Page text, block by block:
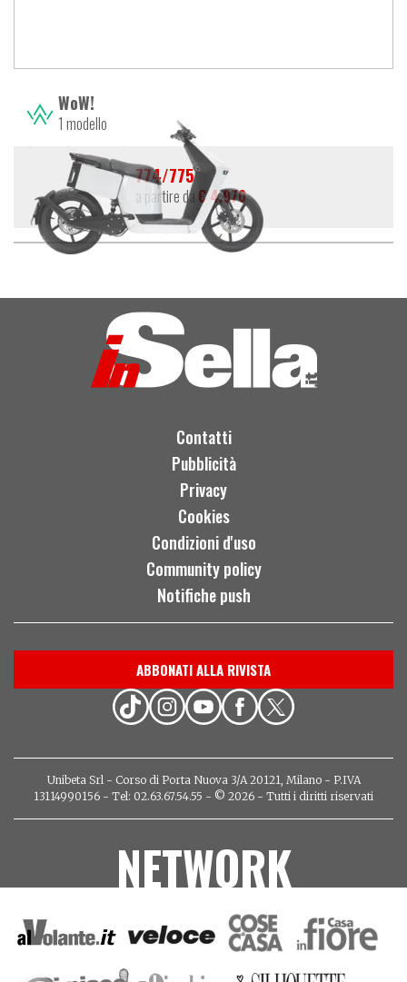
WoW!
1 modello
774/775
a partire da€ 4.970
Contatti
Pubblicità
Privacy
Cookies
Condizioni d'uso
Community policy
Notifiche push
ABBONATI ALLA RIVISTA
Unibeta Srl - Corso di Porta Nuova 3/A 20121, Milano - P.IVA
13114990156 - Tel: 02.63.67.54.55 - © 2026 - Tutti i diritti riservati
NETWORK